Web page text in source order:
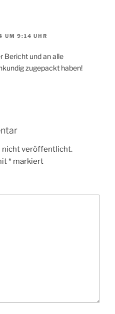
UM 9:14 UHR
Bericht und an alle
zugepackt haben!
nicht veröffentlicht.
* markiert